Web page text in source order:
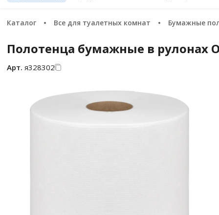
Каталог Все для туалетных комнат Бумажные
Полотенца бумажные в рулонах
Арт. я328302